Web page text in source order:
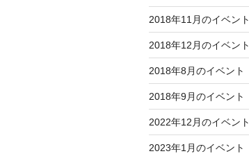
2018年11月のイベント
2018年12月のイベント
2018年8月のイベント
2018年9月のイベント
2022年12月のイベント
2023年1月のイベント